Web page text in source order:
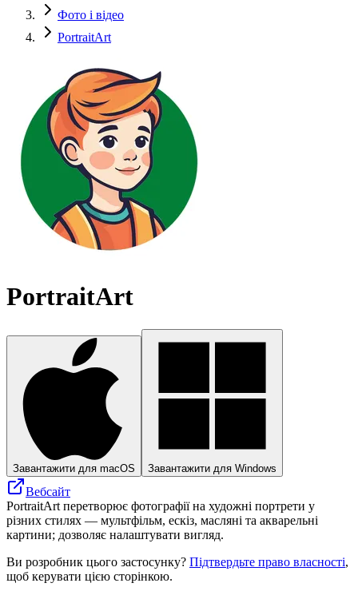
Фото і відео
PortraitArt
PortraitArt
Завантажити для macOS Завантажити для Windows
Вебсайт
PortraitArt перетворює фотографії на художні портрети у
різних стилях — мультфільм, ескіз, масляні та акварельні
картини; дозволяє налаштувати вигляд.
Ви розробник цього застосунку? Підтвердьте право власності,
щоб керувати цією сторінкою.